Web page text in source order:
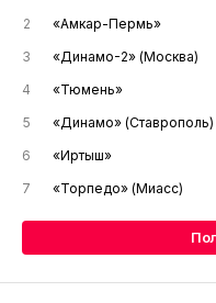
2
«Амкар-Пермь»
3
«Динамо-2» (Москва)
4
«Тюмень»
5
«Динамо» (Ставрополь)
6
«Иртыш»
7
«Торпедо» (Миасс)